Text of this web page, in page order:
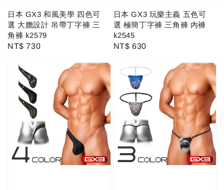
日本 GX3 和風美學 四色可
選 大膽設計 吊帶丁字褲 三
角褲 k2579
Regular
NT$ 730
日本 GX3 玩樂主義 五色可
選 極簡丁字褲 三角褲 內褲
k2545
Regular
NT$ 630